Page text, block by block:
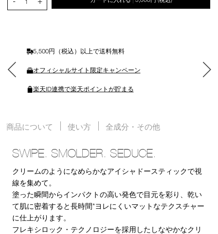
ト
5,500円（税込）以上で送料無料
オフィシャルサイト限定キャンペーン
楽天ID連携で楽天ポイントが貯まる
商品について 使い方 全成分・その他
SWIPE. SMOLDER. SEDUCE.
クリームのようになめらかなアイシャドースティックで視
線を集めて。
塗った瞬間からインパクトの高い発色で目元を彩り、乾い
て肌に密着すると長時間*ヨレにくいマットなテクスチャー
に仕上がります。
フレキシロック・テクノロジーを採用したしなやかなクリ